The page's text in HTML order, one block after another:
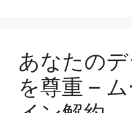
あなたの
を尊重 –